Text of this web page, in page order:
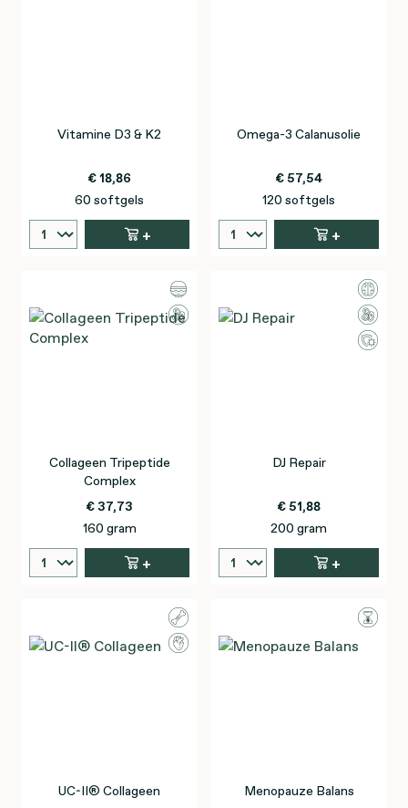
Vitamine D3 & K2
€ 18,86
60 softgels
+
Omega-3 Calanusolie
€ 57,54
120 softgels
+
Collageen Tripeptide
Complex
€ 37,73
160 gram
+
DJ Repair
€ 51,88
200 gram
+
UC-II® Collageen Menopauze Balans